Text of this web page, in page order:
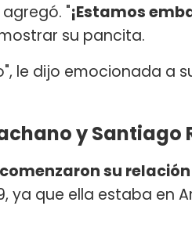
agregó. "¡Estamos
su pancita.
le dijo emocionada a
y Santiago
su relación
ya que ella estaba en